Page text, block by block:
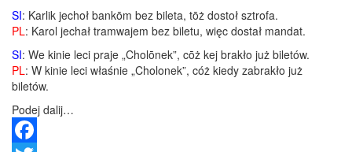
SI: Karlik jechoł bankōm bez bileta, tōż dostoł sztrofa.
PL: Karol jechał tramwajem bez biletu, więc dostał mandat.
SI: We kinie leci praje „Cholōnek”, cōż kej brakło już biletów.
PL: W kinie leci właśnie „Cholonek”, cóż kiedy zabrakło już
biletów.
Podej dalij…